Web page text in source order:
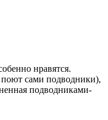
нравятся.
поют сами подводники),
подводниками-